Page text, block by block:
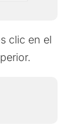
clic en el